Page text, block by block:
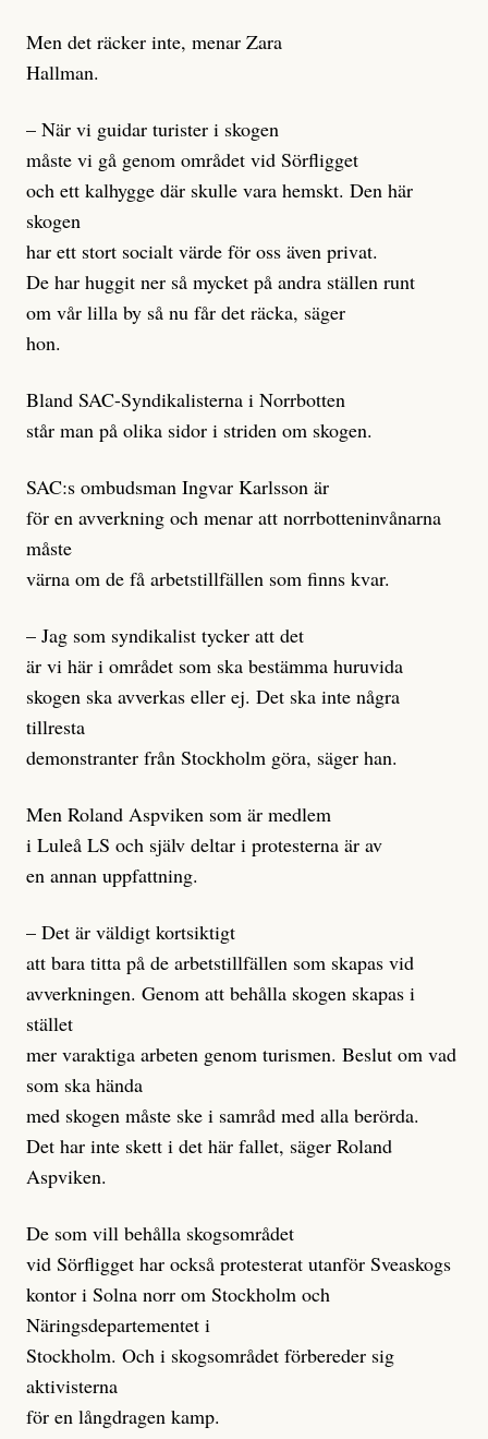
Men det räcker inte, menar Zara
Hallman.
– När vi guidar turister i skogen
måste vi gå genom området vid Sörfligget
och ett kalhygge där skulle vara hemskt. Den här
skogen
har ett stort socialt värde för oss även privat.
De har huggit ner så mycket på andra ställen runt
om vår lilla by så nu får det räcka, säger
hon.
Bland SAC-Syndikalisterna i Norrbotten
står man på olika sidor i striden om skogen.
SAC:s ombudsman Ingvar Karlsson är
för en avverkning och menar att norrbotteninvånarna
måste
värna om de få arbetstillfällen som finns kvar.
– Jag som syndikalist tycker att det
är vi här i området som ska bestämma huruvida
skogen ska avverkas eller ej. Det ska inte några
tillresta
demonstranter från Stockholm göra, säger han.
Men Roland Aspviken som är medlem
i Luleå LS och själv deltar i protesterna är av
en annan uppfattning.
– Det är väldigt kortsiktigt
att bara titta på de arbetstillfällen som skapas vid
avverkningen. Genom att behålla skogen skapas i
stället
mer varaktiga arbeten genom turismen. Beslut om vad
som ska hända
med skogen måste ske i samråd med alla berörda.
Det har inte skett i det här fallet, säger Roland
Aspviken.
De som vill behålla skogsområdet
vid Sörfligget har också protesterat utanför Sveaskogs
kontor i Solna norr om Stockholm och
Näringsdepartementet i
Stockholm. Och i skogsområdet förbereder sig
aktivisterna
för en långdragen kamp.